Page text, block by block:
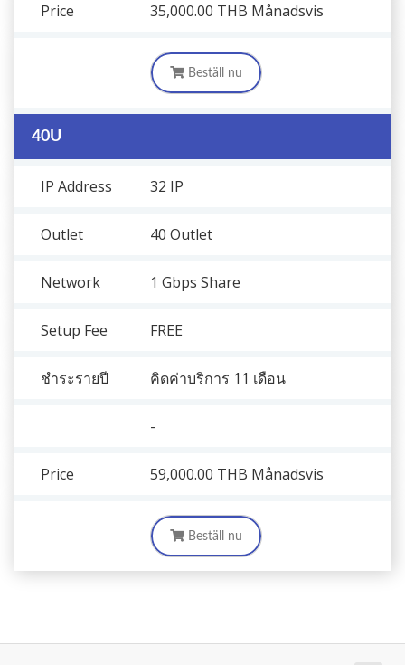
Price 35,000.00 THB Månadsvis
Beställ nu
40U
IP Address 32 IP
Outlet 40 Outlet
Network 1 Gbps Share
Setup Fee FREE
ชำระรายปี คิดค่าบริการ 11 เดือน
-
Price 59,000.00 THB Månadsvis
Beställ nu